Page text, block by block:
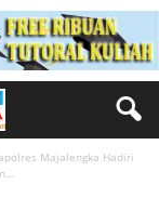
Majalengka Hadiri